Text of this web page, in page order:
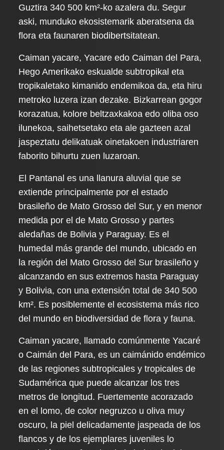
Guztira 340 500 km²-ko azalera du. Segur
aski, munduko ekosistemarik aberatsena da
flora eta faunaren biodibertsitatean.
Caiman yacare, Yacare edo Caiman del Para,
Hego Amerikako eskualde subtropikal eta
tropikaletako kimanido endemikoa da, eta hiru
metroko luzera izan dezake. Bizkarrean gogor
korazatua, kolore beltzaxkakoa edo oliba oso
ilunekoa, saihetsetako eta ale gazteen azal
jaspeztatu delikatuak oinetakoen industriaren
faborito bihurtu zuen luzaroan.
El Pantanal es una llanura aluvial que se
extiende principalmente por el estado
brasileño de Mato Grosso del Sur, y en menor
medida por el de Mato Grosso y partes
aledañas de Bolivia y Paraguay. Es el
humedal más grande del mundo, ubicado en
la región del Mato Grosso del Sur brasileño y
alcanzando en sus extremos hasta Paraguay
y Bolivia, con una extensión total de 340 500
km². Es posiblemente el ecosistema más rico
del mundo en biodiversidad de flora y fauna.
Caiman yacare, llamado comúnmente Yacaré
o Caimán del Para, es un caimánido endémico
de las regiones subtropicales y tropicales de
Sudamérica que puede alcanzar los tres
metros de longitud. Fuertemente acorazado
en el lomo, de color negruzco u oliva muy
oscuro, la piel delicadamente jaspeada de los
flancos y de los ejemplares juveniles lo